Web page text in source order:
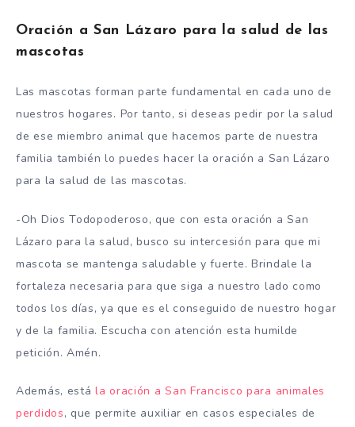
Oración a San Lázaro para la salud de las
mascotas
Las mascotas forman parte fundamental en cada uno de
nuestros hogares. Por tanto, si deseas pedir por la salud
de ese miembro animal que hacemos parte de nuestra
familia también lo puedes hacer la oración a San Lázaro
para la salud de las mascotas.
-Oh Dios Todopoderoso, que con esta oración a San
Lázaro para la salud, busco su intercesión para que mi
mascota se mantenga saludable y fuerte. Brindale la
fortaleza necesaria para que siga a nuestro lado como
todos los días, ya que es el conseguido de nuestro hogar
y de la familia. Escucha con atención esta humilde
petición. Amén.
Además, está la oración a San Francisco para animales
perdidos, que permite auxiliar en casos especiales de